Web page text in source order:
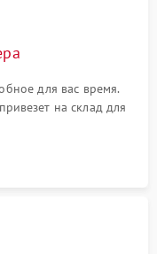
для вас время.
на склад для